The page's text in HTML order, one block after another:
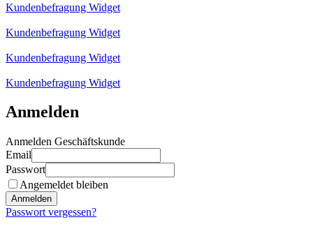
Kundenbefragung Widget
Kundenbefragung Widget
Kundenbefragung Widget
Kundenbefragung Widget
Anmelden
Anmelden Geschäftskunde
Email
Passwort
Angemeldet bleiben
Anmelden
Passwort vergessen?